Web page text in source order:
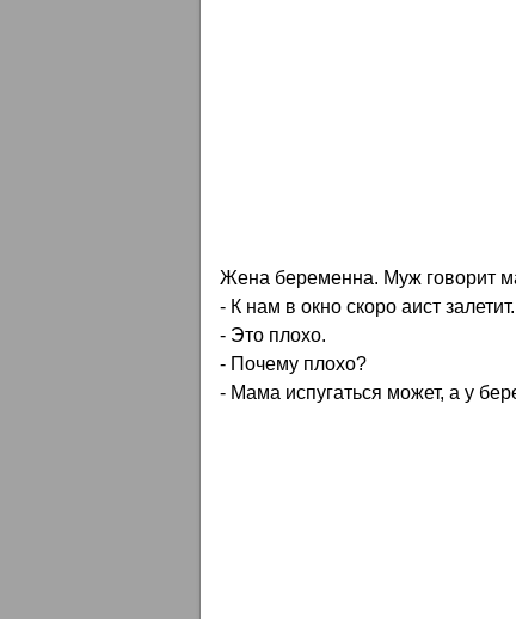
Жена беременна. Муж говорит
- К нам в окно скоро аист залетит.
- Это плохо.
- Почему плохо?
- Мама испугаться может, а у